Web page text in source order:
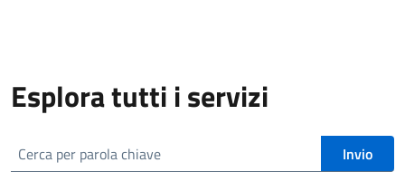
Esplora tutti i servizi
Cerca
Invio